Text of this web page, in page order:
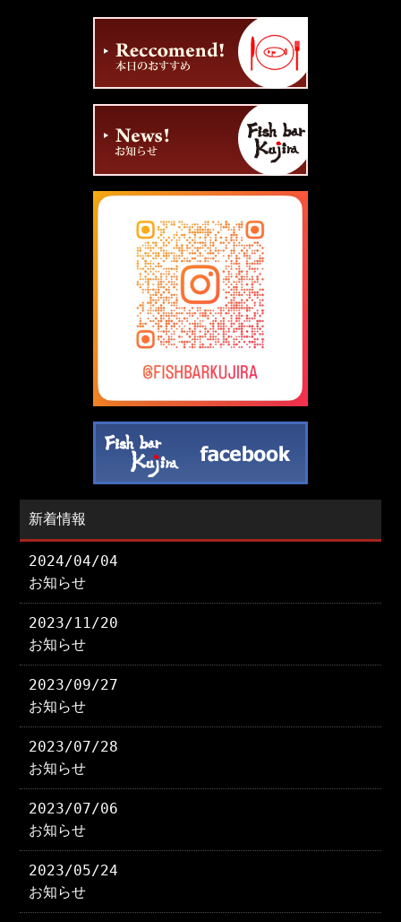
新着情報
2024/04/04
お知らせ
2023/11/20
お知らせ
2023/09/27
お知らせ
2023/07/28
お知らせ
2023/07/06
お知らせ
2023/05/24
お知らせ